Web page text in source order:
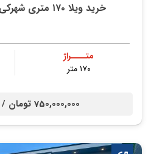
خرید ویلا ۱۷۰ متری شهرکی در افراسیاب کلا نور
متــــراژ
۱۷۰ متر
750,000,000 تومان /